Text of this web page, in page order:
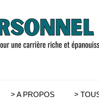
> A PROPOS >